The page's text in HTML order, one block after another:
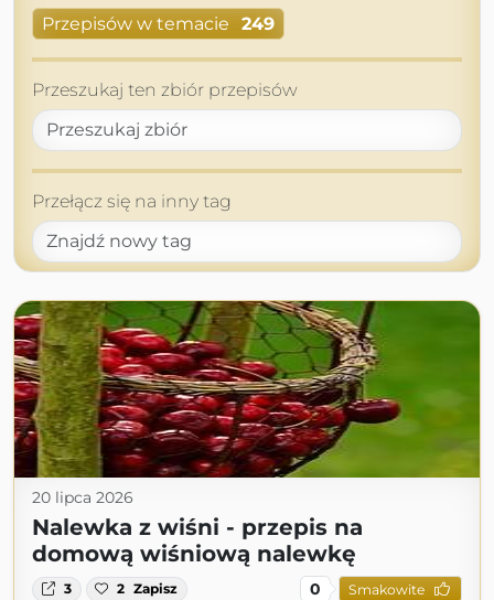
Przepisów w temacie 249
Przeszukaj ten zbiór przepisów
Przełącz się na inny tag
20 lipca 2026
Nalewka z wiśni - przepis na
domową wiśniową nalewkę
3 2 Zapisz 0 Smakowite